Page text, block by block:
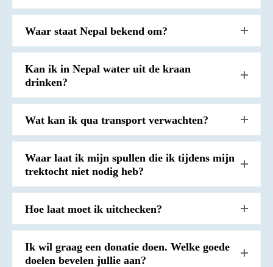
Waar staat Nepal bekend om?
Kan ik in Nepal water uit de kraan
drinken?
Wat kan ik qua transport verwachten?
Waar laat ik mijn spullen die ik tijdens mijn
trektocht niet nodig heb?
Hoe laat moet ik uitchecken?
Ik wil graag een donatie doen. Welke goede
doelen bevelen jullie aan?